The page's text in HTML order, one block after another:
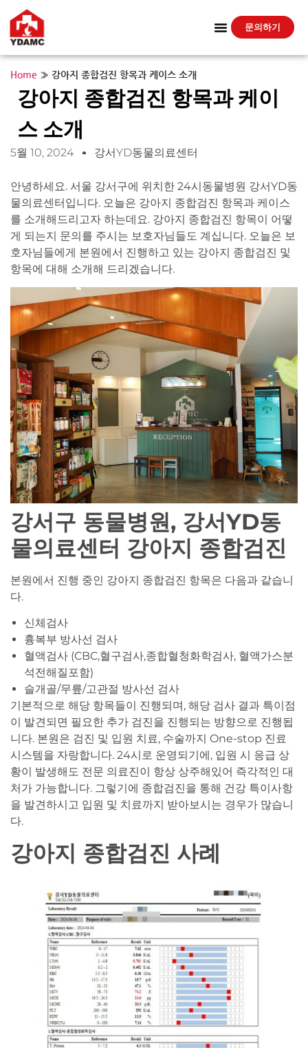
문의하기
Home » 강아지 종합검진 항목과 케이스 소개
강아지 종합검진 항목과 케이
스 소개
5월 10, 2024 강서YD동물의료센터
안녕하세요. 서울 강서구에 위치한 24시동물병원 강서YD동
물의료센터입니다. 오늘은 강아지 종합검진 항목과 케이스
를 소개해드리고자 하는데요. 강아지 종합검진 항목이 어떻
게 되는지 문의를 주시는 보호자님들도 계십니다. 오늘은 보
호자님들에게 본원에서 진행하고 있는 강아지 종합검진 및
항목에 대해 소개해 드리겠습니다.
강서구 동물병원, 강서YD동
물의료센터 강아지 종합검진
본원에서 진행 중인 강아지 종합검진 항목은 다음과 같습니
다.
신체검사
흉복부 방사선 검사
혈액검사 (CBC,혈구검사,종합혈청화학검사, 혈액가스분
석전해질포함)
슬개골/무릎/고관절 방사선 검사
기본적으로 해당 항목들이 진행되며, 해당 검사 결과 특이점
이 발견되면 필요한 추가 검진을 진행되는 방향으로 진행됩
니다. 본원은 검진 및 입원 치료, 수술까지 One-stop 진료
시스템을 자랑합니다. 24시로 운영되기에, 입원 시 응급 상
황이 발생해도 전문 의료진이 항상 상주해있어 즉각적인 대
처가 가능합니다. 그렇기에 종합검진을 통해 건강 특이사항
을 발견하시고 입원 및 치료까지 받아보시는 경우가 많습니
다.
강아지 종합검진 사례